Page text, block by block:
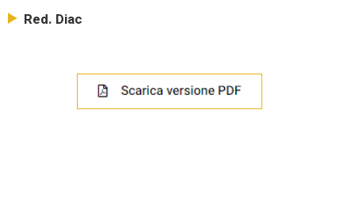
Red. Diac